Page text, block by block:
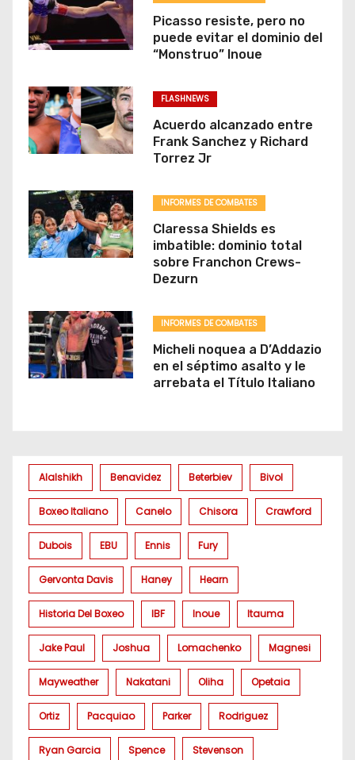
Picasso resiste, pero no
puede evitar el dominio del
“Monstruo” Inoue
FLASHNEWS
Acuerdo alcanzado entre
Frank Sanchez y Richard
Torrez Jr
INFORMES DE COMBATES
Claressa Shields es
imbatible: dominio total
sobre Franchon Crews-
Dezurn
INFORMES DE COMBATES
Micheli noquea a D’Addazio
en el séptimo asalto y le
arrebata el Título Italiano
Alalshikh Benavidez Beterbiev Bivol
Boxeo Italiano Canelo Chisora Crawford
Dubois EBU Ennis Fury
Gervonta Davis Haney Hearn
Historia Del Boxeo IBF Inoue Itauma
Jake Paul Joshua Lomachenko Magnesi
Mayweather Nakatani Oliha Opetaia
Ortiz Pacquiao Parker Rodriguez
Ryan Garcia Spence Stevenson